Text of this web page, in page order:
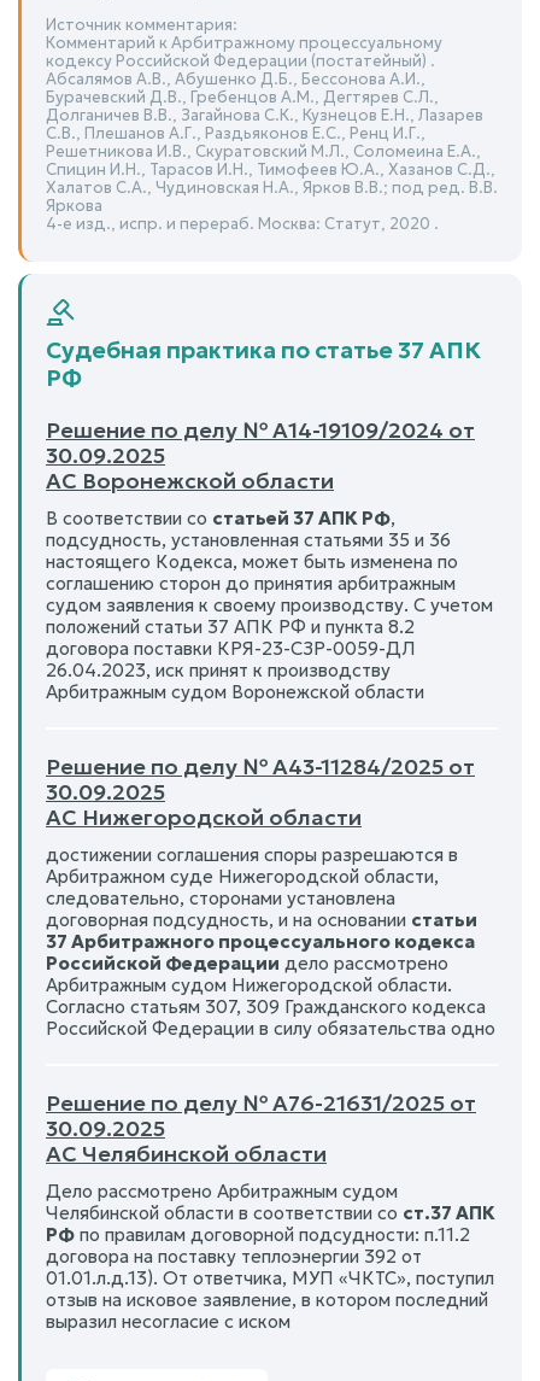
Источник комментария:
Комментарий к Арбитражному процессуальному
кодексу Российской Федерации (постатейный) .
Абсалямов А.В., Абушенко Д.Б., Бессонова А.И.,
Бурачевский Д.В., Гребенцов А.М., Дегтярев С.Л.,
Долганичев В.В., Загайнова С.К., Кузнецов Е.Н., Лазарев
С.В., Плешанов А.Г., Раздьяконов Е.С., Ренц И.Г.,
Решетникова И.В., Скуратовский М.Л., Соломеина Е.А.,
Спицин И.Н., Тарасов И.Н., Тимофеев Ю.А., Хазанов С.Д.,
Халатов С.А., Чудиновская Н.А., Ярков В.В.; под ред. В.В.
Яркова
4-е изд., испр. и перераб. Москва: Статут, 2020 .
Судебная практика по статье 37 АПК
РФ
Решение по делу № А14-19109/2024 от
30.09.2025
АС Воронежской области
В соответствии со статьей 37 АПК РФ,
подсудность, установленная статьями 35 и 36
настоящего Кодекса, может быть изменена по
соглашению сторон до принятия арбитражным
судом заявления к своему производству. С учетом
положений статьи 37 АПК РФ и пункта 8.2
договора поставки КРЯ-23-СЗР-0059-ДЛ
26.04.2023, иск принят к производству
Арбитражным судом Воронежской области
Решение по делу № А43-11284/2025 от
30.09.2025
АС Нижегородской области
достижении соглашения споры разрешаются в
Арбитражном суде Нижегородской области,
следовательно, сторонами установлена
договорная подсудность, и на основании статьи
37 Арбитражного процессуального кодекса
Российской Федерации дело рассмотрено
Арбитражным судом Нижегородской области.
Согласно статьям 307, 309 Гражданского кодекса
Российской Федерации в силу обязательства одно
Решение по делу № А76-21631/2025 от
30.09.2025
АС Челябинской области
Дело рассмотрено Арбитражным судом
Челябинской области в соответствии со ст.37 АПК
РФ по правилам договорной подсудности: п.11.2
договора на поставку теплоэнергии 392 от
01.01.л.д.13). От ответчика, МУП «ЧКТС», поступил
отзыв на исковое заявление, в котором последний
выразил несогласие с иском